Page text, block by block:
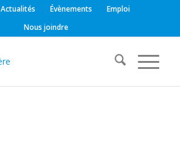
Actualités Évènements
Emploi
Nous joindre